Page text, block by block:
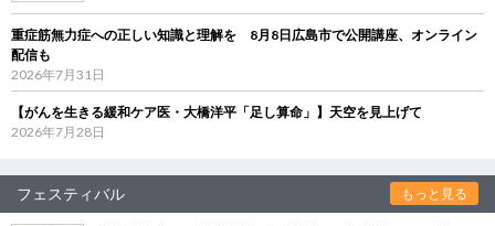
重症筋無力症への正しい知識と理解を 8月8日広島市で公開講座、オンライン
配信も
2026年7月31日
【がんを生きる緩和ケア医・大橋洋平「足し算命」】天空を見上げて
2026年7月28日
フェスティバル もっと見る